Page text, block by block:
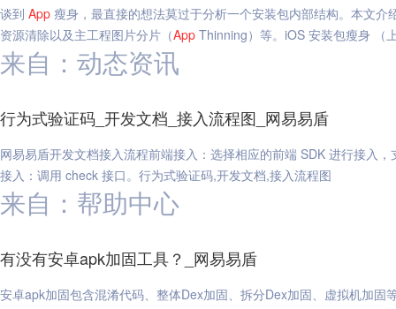
谈到 App 瘦身，最直接的想法莫过于分析一个安装包内部结构。本文
资源清除以及主工程图片分片（App Thinning）等。iOS 安装包瘦身 （
来自：动态资讯
行为式验证码_开发文档_接入流程图_网易易盾
网易易盾开发文档接入流程前端接入：选择相应的前端 SDK 进行接入
接入：调用 check 接口。行为式验证码,开发文档,接入流程图
来自：帮助中心
有没有安卓apk加固工具？_网易易盾
安卓apk加固包含混淆代码、整体Dex加固、拆分Dex加固、虚拟机加